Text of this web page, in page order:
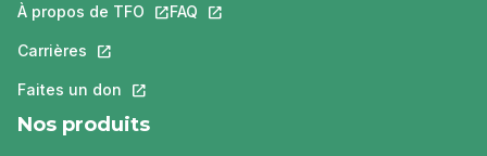
À propos de TFO Ce lien s'ouvrira dans un nouvel onglet.
Carrières Ce lien s'ouvrira dans un nouvel onglet.
Faites un don Ce lien s'ouvrira dans un nouvel onglet.
FAQ Ce lien s'ouvrira dans un nouvel
Nos produits